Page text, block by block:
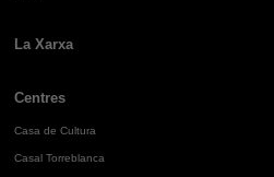
La Xarxa
Centres
Casa de Cultura
Casal Torreblanca